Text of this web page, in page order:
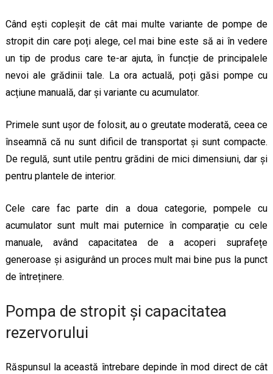
Când ești copleșit de cât mai multe variante de pompe de
stropit din care poți alege, cel mai bine este să ai în vedere
un tip de produs care te-ar ajuta, în funcție de principalele
nevoi ale grădinii tale. La ora actuală, poți găsi pompe cu
acțiune manuală, dar și variante cu acumulator.
Primele sunt ușor de folosit, au o greutate moderată, ceea ce
înseamnă că nu sunt dificil de transportat și sunt compacte.
De regulă, sunt utile pentru grădini de mici dimensiuni, dar și
pentru plantele de interior.
Cele care fac parte din a doua categorie, pompele cu
acumulator sunt mult mai puternice în comparație cu cele
manuale, având capacitatea de a acoperi suprafețe
generoase și asigurând un proces mult mai bine pus la punct
de întreținere.
Pompa de stropit și capacitatea
rezervorului
Răspunsul la această întrebare depinde în mod direct de cât